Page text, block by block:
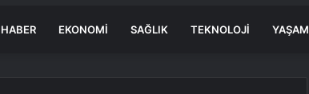
HABER EKONOMI SAĞLIK TEKNOLOJI YAŞAM